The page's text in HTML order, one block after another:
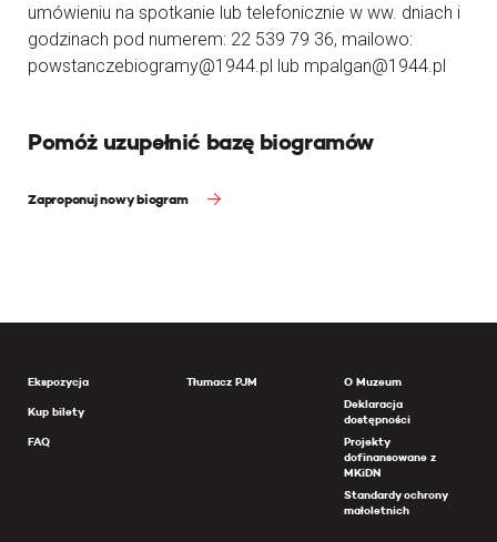
umówieniu na spotkanie lub telefonicznie w ww. dniach i
godzinach pod numerem: 22 539 79 36, mailowo:
powstanczebiogramy@1944.pl lub mpalgan@1944.pl
Pomóż uzupełnić bazę biogramów
Zaproponuj nowy biogram
Ekspozycja
Kup bilety
FAQ
Tłumacz PJM
O Muzeum
Deklaracja
dostępności
Projekty
dofinansowane z
MKiDN
Standardy ochrony
małoletnich